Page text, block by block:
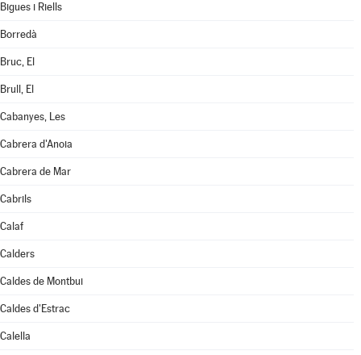
Bigues i Riells
Borredà
Bruc, El
Brull, El
Cabanyes, Les
Cabrera d'Anoia
Cabrera de Mar
Cabrils
Calaf
Calders
Caldes de Montbui
Caldes d'Estrac
Calella